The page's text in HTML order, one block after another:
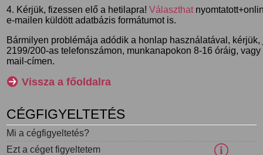
4. Kérjük, fizessen elő a hetilapra!Választhat
e-mailen küldött adatbázis formátumot is.
Bármilyen problémája adódik a honlap használatával,
2199/200-as telefonszámon, munkanapokon 8-16 óráig,
mail-címen.
Vissza a főoldalra
CÉGFIGYELTETÉS
Mi a cégfigyeltetés?
Ezt a céget figyeltetem